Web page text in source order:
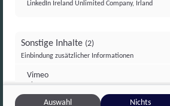
info@campus-tivoli.at
LinkedIn Ireland Unlimited Company, Irland
Sonstige Inhalte (2)
Einbindung zusätzlicher Informationen
Vimeo
Vimeo Inc., USA
YouTubeAuswahl
Nichts